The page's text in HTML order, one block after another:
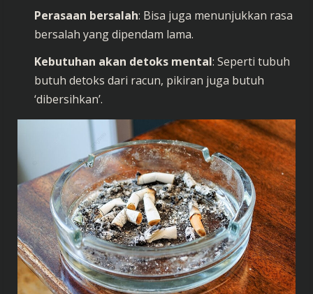
Perasaan bersalah: Bisa juga menunjukkan rasa
bersalah yang dipendam lama.
Kebutuhan akan detoks mental: Seperti tubuh
butuh detoks dari racun, pikiran juga butuh
‘dibersihkan’.